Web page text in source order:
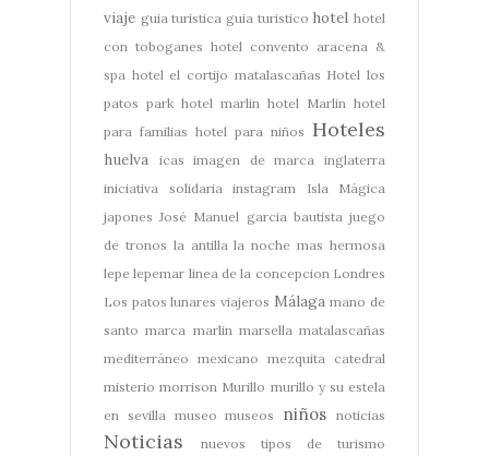
viaje guia turistica guia turistico hotel hotel
con toboganes hotel convento aracena &
spa hotel el cortijo matalascañas Hotel los
patos park hotel marlin hotel Marlin hotel
para familias hotel para niños Hoteles
huelva icas imagen de marca
inglaterra
iniciativa solidaria
instagram
Isla Mágica
japones José Manuel garcia bautista juego
de tronos la antilla la noche mas hermosa
lepe lepemar linea de la concepcion Londres
Los patos lunares viajeros Málaga mano de
santo marca marlin marsella matalascañas
mediterráneo mexicano mezquita catedral
misterio morrison Murillo murillo y su estela
en sevilla museo museos niños noticias
Noticias
nuevos tipos de turismo